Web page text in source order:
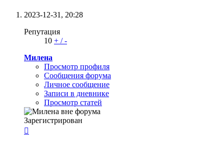
2023-12-31, 20:28
Репутация
10 + /-
Милена
Просмотр профиля
Сообщения форума
Личное сообщение
Записи в дневнике
Просмотр статей
Зарегистрирован
